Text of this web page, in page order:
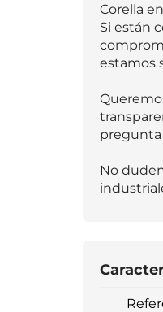
Corella
Si están
estamos
pregunta
No